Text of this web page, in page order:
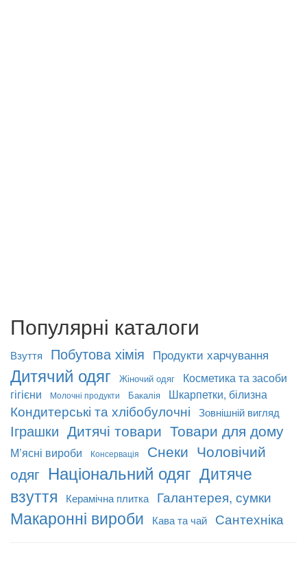
Популярні каталоги
Взуття Побутова хімія Продукти харчування
Дитячий одяг Жіночий одяг
Косметика та засоби
гігієни
Молочні продукти Бакалія Шкарпетки, білизна
Кондитерські та хлібобулочні Зовнішній вигляд
Іграшки Дитячі товари Товари для дому
М’ясні вироби Консервація Снеки Чоловічий
одяг Національний одяг Дитяче
взуття
Керамічна плитка Галантерея, сумки
Макаронні вироби Кава та чай Сантехніка